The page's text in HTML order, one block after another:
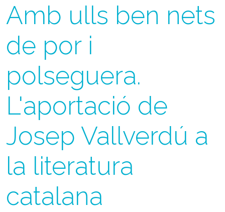
Amb ulls ben nets
de por i
polseguera.
L'aportació de
Josep Vallverdú a
la literatura
catalana